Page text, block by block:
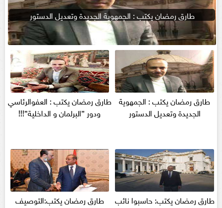
طارق رمضان يكتب : الجمهوية الجديدة وتعديل الدستور
طارق رمضان يكتب : الجمهوية
الجديدة وتعديل الدستور
طارق رمضان يكتب : العفوالرئاسي
ودور ”البرلمان و الداخلية”!!!
طارق رمضان يكتب: حاسبوا نائب
طارق رمضان يكتب:التوصيف